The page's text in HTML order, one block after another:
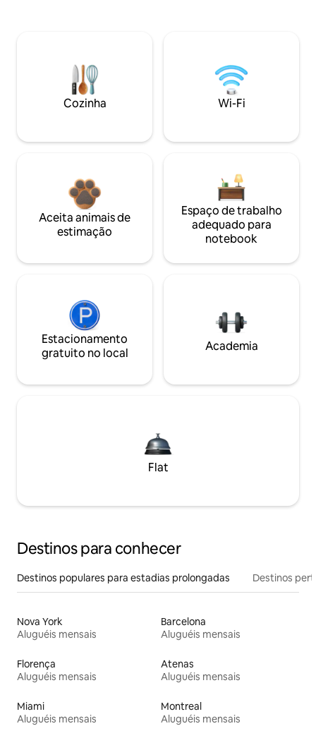
Cozinha Wi-Fi
Aceita animais de
estimação
Espaço de trabalho
adequado para
notebook
Estacionamento
gratuito no local
Academia
Flat
Destinos para conhecer
Destinos populares para estadias prolongadas Destinos
Nova York
Aluguéis mensais
Barcelona
Aluguéis mensais
Florença
Aluguéis mensais
Atenas
Aluguéis mensais
Miami
Aluguéis mensais
Montreal
Aluguéis mensais